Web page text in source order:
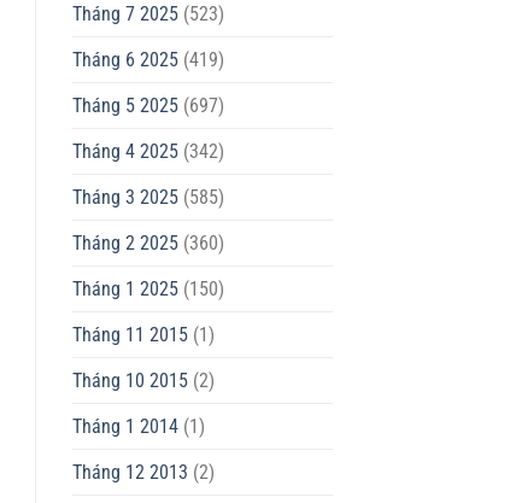
Tháng 7 2025(523)
Tháng 6 2025(419)
Tháng 5 2025(697)
Tháng 4 2025(342)
Tháng 3 2025(585)
Tháng 2 2025(360)
Tháng 1 2025(150)
Tháng 11 2015(1)
Tháng 10 2015(2)
Tháng 1 2014(1)
Tháng 12 2013 (2)